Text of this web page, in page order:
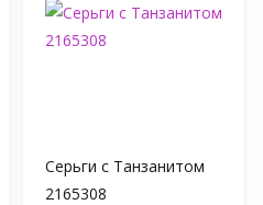
Серьги с Танзанитом
2165308